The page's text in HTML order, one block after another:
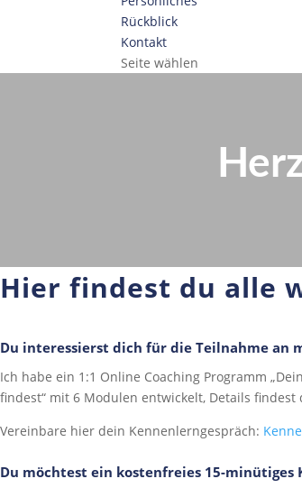
Rückblick
Kontakt
Seite wählen
Hier findest du alle
Du interessierst dich für die Teilnahme an
Ich habe ein 1:1 Online Coaching Programm
findest“ mit 6 Modulen entwickelt, Details findest
Vereinbare hier dein Kennenlerngespräch:
Du möchtest ein kostenfreies 15-minütiges